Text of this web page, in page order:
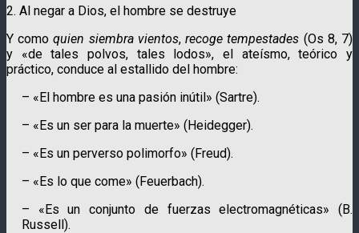
2. Al negar a Dios, el hombre se destruye
Y comoquien siembra vientos,recoge tempestades (Os 8, 7)
y «de tales polvos, tales lodos», el ateísmo, teórico y
práctico, conduce al estallido del hombre:
– «El hombre es una pasión inútil» (Sartre).
– «Es un ser para la muerte» (Heidegger).
– «Es un perverso polimorfo» (Freud).
– «Es lo que come» (Feuerbach).
– «Es un conjunto de fuerzas electromagnéticas» (B.
Russell).